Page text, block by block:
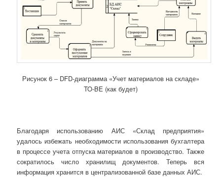
Рисунок 6 – DFD-диаграмма «Учет материалов на складе»
TO-BE (как будет)
Благодаря использованию АИС «Склад предприятия»
удалось избежать необходимости использования бухгалтера
в процессе учета отпуска материалов в производство. Также
сократилось число хранилищ документов. Теперь вся
информация хранится в централизованной базе данных АИС.